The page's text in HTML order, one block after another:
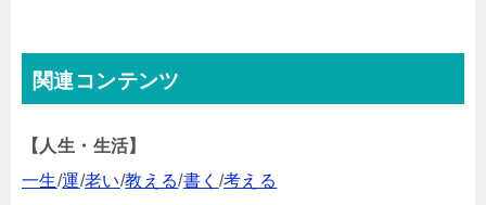
関連コンテンツ
【人生・生活】
一生/運/老い/教える/書く /考える